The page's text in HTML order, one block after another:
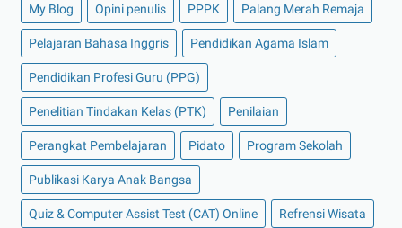
My Blog Opini penulis PPPK Palang Merah Remaja
Pelajaran Bahasa Inggris Pendidikan Agama Islam
Pendidikan Profesi Guru (PPG)
Penelitian Tindakan Kelas (PTK) Penilaian
Perangkat Pembelajaran Pidato Program Sekolah
Publikasi Karya Anak Bangsa
Quiz & Computer Assist Test (CAT) Online Refrensi Wisata